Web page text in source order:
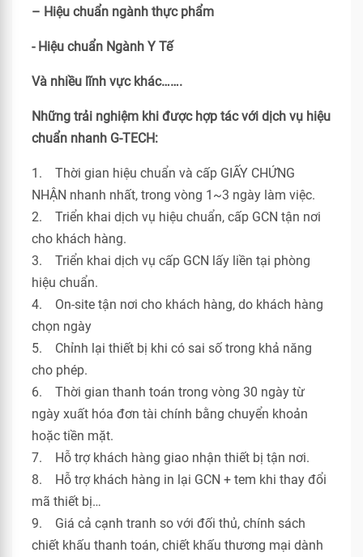
– Hiệu chuẩn ngành thực phẩm
- Hiệu chuẩn Ngành Y Tế
Và nhiều lĩnh vực khác…….
Những trải nghiệm khi được hợp tác với dịch vụ hiệu
chuẩn nhanh G-TECH:
1. Thời gian hiệu chuẩn và cấp GIẤY CHỨNG
NHẬN nhanh nhất, trong vòng 1~3 ngày làm việc.
2. Triển khai dịch vụ hiệu chuẩn, cấp GCN tận nơi
cho khách hàng.
3. Triển khai dịch vụ cấp GCN lấy liền tại phòng
hiệu chuẩn.
4. On-site tận nơi cho khách hàng, do khách hàng
chọn ngày
5. Chỉnh lại thiết bị khi có sai số trong khả năng
cho phép.
6. Thời gian thanh toán trong vòng 30 ngày từ
ngày xuất hóa đơn tài chính bằng chuyển khoản
hoặc tiền mặt.
7. Hỗ trợ khách hàng giao nhận thiết bị tận nơi.
8. Hỗ trợ khách hàng in lại GCN + tem khi thay đổi
mã thiết bị…
9. Giá cả cạnh tranh so với đối thủ, chính sách
chiết khấu thanh toán, chiết khấu thương mại dành